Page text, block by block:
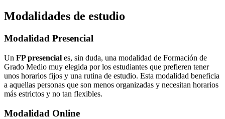
Modalidades de estudio
Modalidad Presencial
Un FP presencial es, sin duda, una modalidad de Formación de
Grado Medio muy elegida por los estudiantes que prefieren tener
unos horarios fijos y una rutina de estudio. Esta modalidad beneficia
a aquellas personas que son menos organizadas y necesitan horarios
más estrictos y no tan flexibles.
Modalidad Online